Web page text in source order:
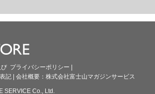
び プライバシーポリシー
記
会社概要： 株式会社富士山マガジンサービス
SERVICE Co., Ltd.